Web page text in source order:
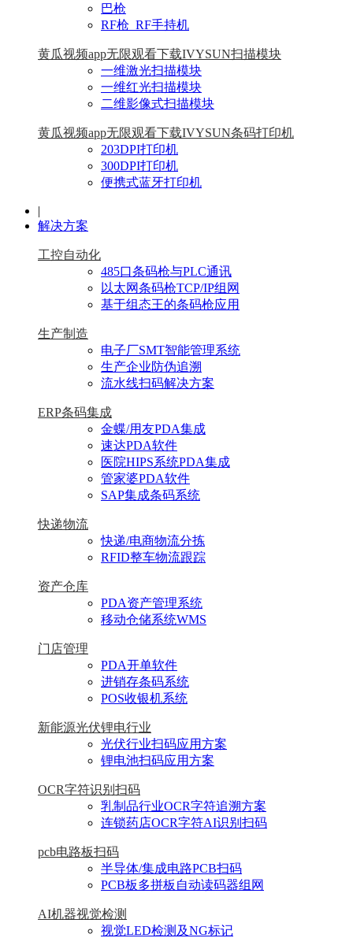
巴枪
RF枪_RF手持机
黄瓜视频app无限观看下载IVYSUN扫描模块
一维激光扫描模块
一维红光扫描模块
二维影像式扫描模块
黄瓜视频app无限观看下载IVYSUN条码打印机
203DPI打印机
300DPI打印机
便携式蓝牙打印机
|
解决方案
工控自动化
485口条码枪与PLC通讯
以太网条码枪TCP/IP组网
基于组态王的条码枪应用
生产制造
电子厂SMT智能管理系统
生产企业防伪追溯
流水线扫码解决方案
ERP条码集成
金蝶/用友PDA集成
速达PDA软件
医院HIPS系统PDA集成
管家婆PDA软件
SAP集成条码系统
快递物流
快递/电商物流分拣
RFID整车物流跟踪
资产仓库
PDA资产管理系统
移动仓储系统WMS
门店管理
PDA开单软件
进销存条码系统
POS收银机系统
新能源光伏锂电行业
光伏行业扫码应用方案
锂电池扫码应用方案
OCR字符识别扫码
乳制品行业OCR字符追溯方案
连锁药店OCR字符AI识别扫码
pcb电路板扫码
半导体/集成电路PCB扫码
PCB板多拼板自动读码器组网
AI机器视觉检测
视觉LED检测及NG标记